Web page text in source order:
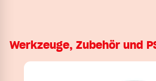
Werkzeuge, Zubehör und